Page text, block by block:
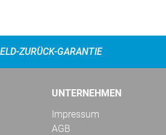
ZURÜCK-GARANTIE
UNTERNEHMEN
Impressum
AGB